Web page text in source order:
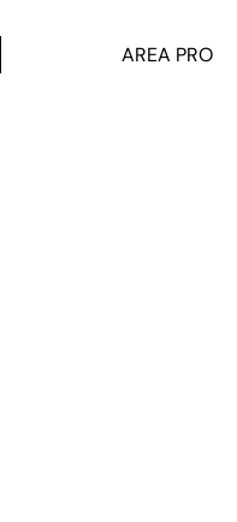
AREA PRO